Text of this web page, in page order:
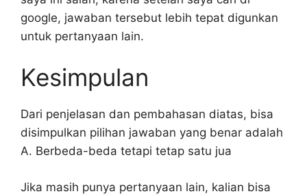
google, jawaban tersebut lebih tepat digunkan
untuk pertanyaan lain.
Kesimpulan
Dari penjelasan dan pembahasan diatas, bisa
disimpulkan pilihan jawaban yang benar adalah
A. Berbeda-beda tetapi tetap satu jua
Jika masih punya pertanyaan lain, kalian bisa